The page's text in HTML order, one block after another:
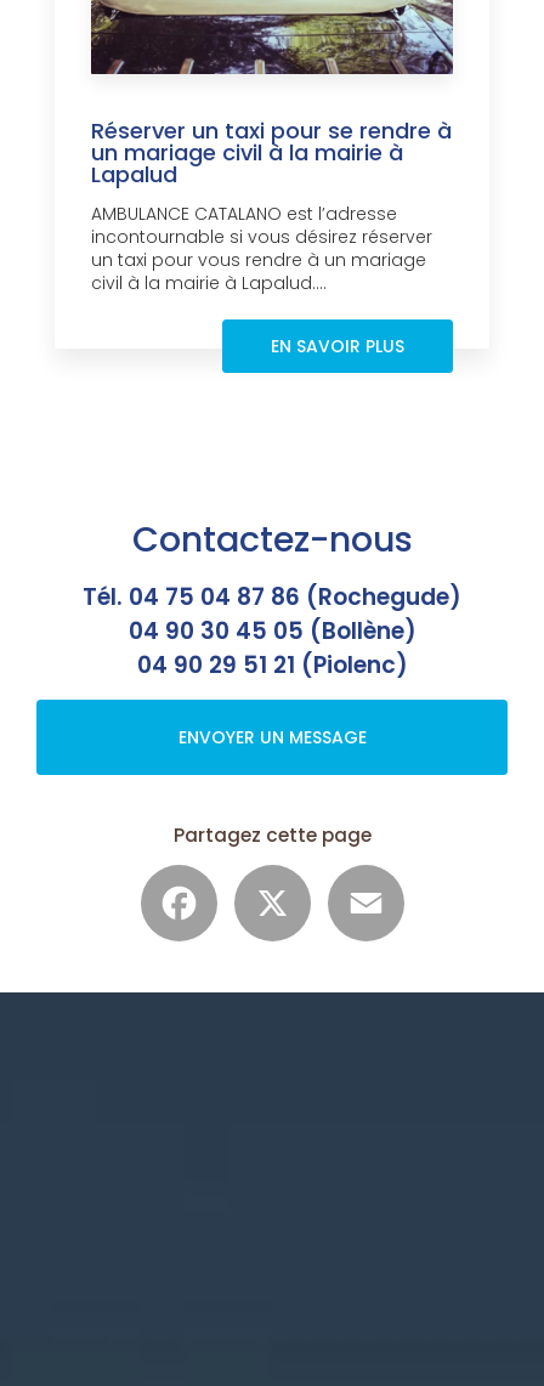
Réserver un taxi pour se rendre à
un mariage civil à la mairie à
Lapalud
AMBULANCE CATALANO est l’adresse
incontournable si vous désirez réserver
un taxi pour vous rendre à un mariage
civil à la mairie à Lapalud....
EN SAVOIR PLUS
Contactez-nous
Tél. 04 75 04 87 86 (Rochegude)
04 90 30 45 05 (Bollène)
04 90 29 51 21 (Piolenc)
ENVOYER UN MESSAGE
Partagez cette page
Facebook